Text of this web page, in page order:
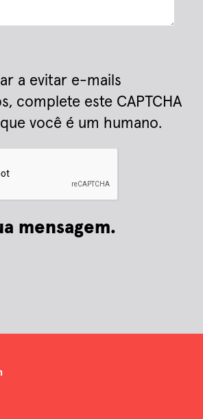
a evitar e-mails
complete este CAPTCHA
você é um humano.
mensagem.